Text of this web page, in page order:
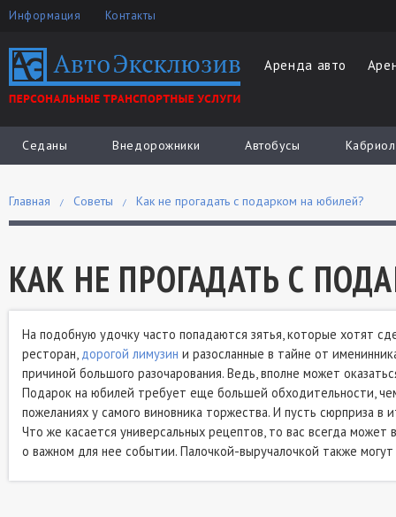
Информация Контакты
Аренда авто
Седаны Внедорожники Автобусы
Главная Советы Как не прогадать с подарком на юбилей?
КАК НЕ ПРОГАДАТЬ С
На подобную удочку часто попадаются зятья, которые хотят
ресторан, дорогой лимузин и разосланные в тайне от
причиной большого разочарования. Ведь, вполне может
Подарок на юбилей требует еще большей обходительности,
пожеланиях у самого виновника торжества. И пусть сюрприза
Что же касается универсальных рецептов, то вас всегда
о важном для нее событии. Палочкой-выручалочкой также